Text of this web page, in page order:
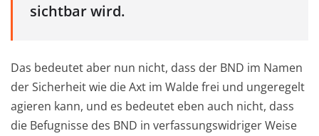
sichtbar wird.
Das bedeutet aber nun nicht, dass der BND im Namen
der Sicherheit wie die Axt im Walde frei und ungeregelt
agieren kann, und es bedeutet eben auch nicht, dass
die Befugnisse des BND in verfassungswidriger Weise